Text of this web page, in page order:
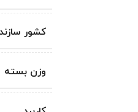
کشور
وزن بسته